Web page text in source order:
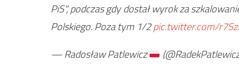
PiS", podczas gdy dostał wyrok za
Polskiego. Poza tym 1/2pic.twitter.com/
— Radosław Patlewicz